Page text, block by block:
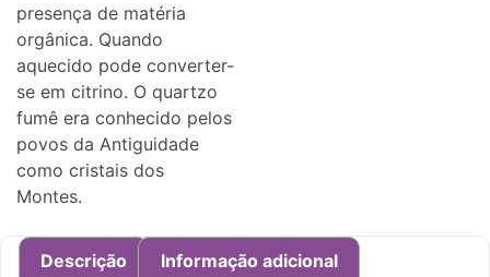
presença de matéria
orgânica. Quando
aquecido pode converter-
se em citrino. O quartzo
fumê era conhecido pelos
povos da Antiguidade
como cristais dos
Montes.
Descrição Informação adicional